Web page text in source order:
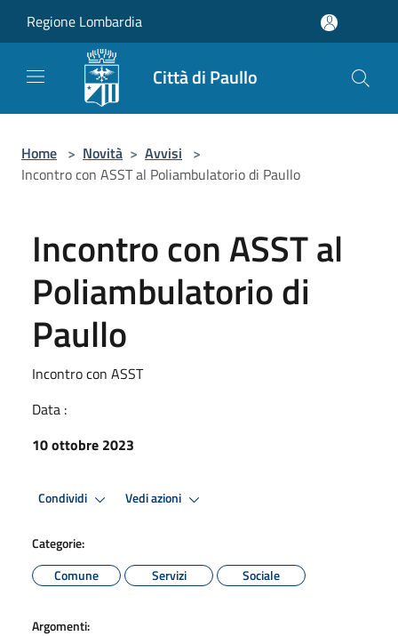
Regione Lombardia
Città di Paullo
Home > Novità > Avvisi >
Incontro con ASST al Poliambulatorio di Paullo
Incontro con ASST al
Poliambulatorio di
Paullo
Incontro con ASST
Data :
10 ottobre 2023
Condividi Vedi azioni
Categorie:
Comune
Servizi Sociale
Argomenti: